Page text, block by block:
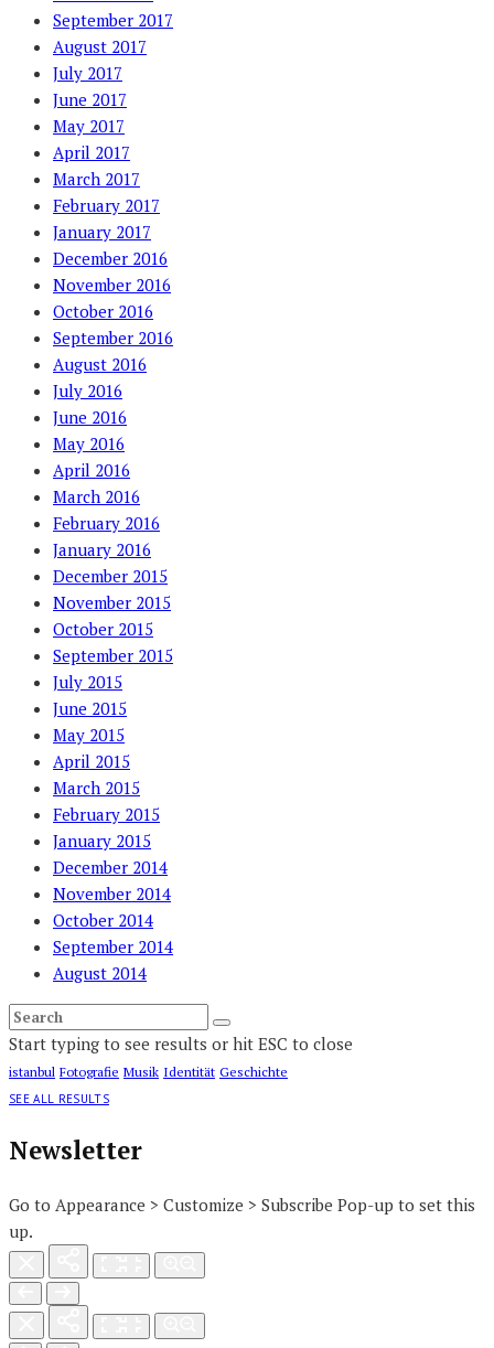
September 2017
August 2017
July 2017
June 2017
May 2017
April 2017
March 2017
February 2017
January 2017
December 2016
November 2016
October 2016
September 2016
August 2016
July 2016
June 2016
May 2016
April 2016
March 2016
February 2016
January 2016
December 2015
November 2015
October 2015
September 2015
July 2015
June 2015
May 2015
April 2015
March 2015
February 2015
January 2015
December 2014
November 2014
October 2014
September 2014
August 2014
Start typing to see results or hit ESC to close
istanbul Fotografie Musik Identität Geschichte
SEE ALL RESULTS
Newsletter
Go to Appearance > Customize > Subscribe Pop-up to set this
up.